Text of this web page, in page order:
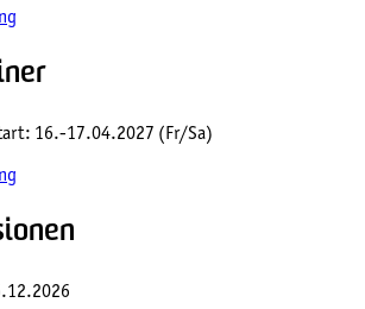
16.-17.04.2027 (Fr/Sa)